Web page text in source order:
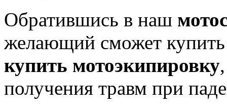
Обратившись в наш
желающий сможет купить
купить мотоэкипировку
получения травм при